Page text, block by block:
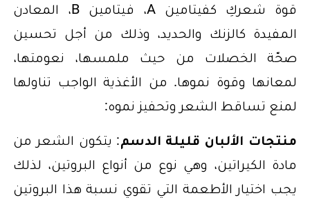
قوة شعركِ كفيتامين A، فيتامين B، المعادن
المفيدة كالزنك والحديد، وذلك من أجل تحسين
صحّة الخصلات من حيث ملمسها، نعومتها،
لمعانها وقوة نموها. من الأغذية الواجب تناولها
لمنع تساقط الشعر وتحفيز نموه:
منتجات الألبان قليلة الدسم: يتكون الشعر من
مادة الكيراتين، وهي نوع من أنواع البروتين، لذلك
يجب اختيار الأطعمة التي تقوي نسبة هذا البروتين